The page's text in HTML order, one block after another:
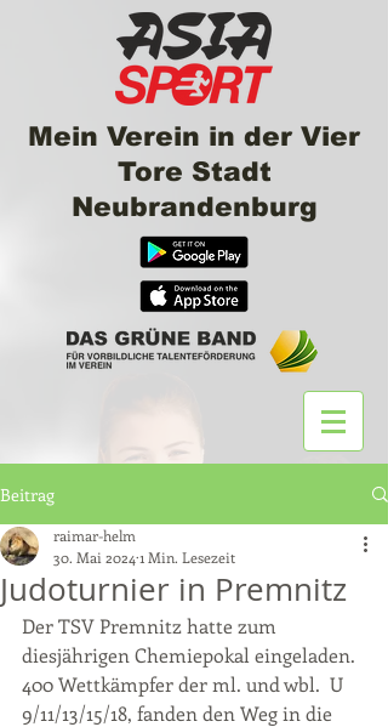
Mein Verein in der Vier
Tore Stadt
Neubrandenburg
Beitrag
Judoturnier in Premnitz
raimar-helm
30. Mai 2024 1 Min. Lesezeit
Der TSV Premnitz hatte zum
diesjährigen Chemiepokal eingeladen.
400 Wettkämpfer der ml. und wbl.  U
9/11/13/15/18, fanden den Weg in die